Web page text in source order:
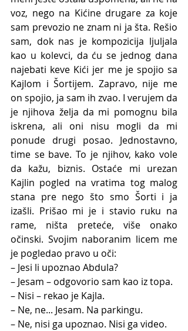
voz, nego na Kićine drugare za koje
sam prevozio ne znam ni ja šta. Rešio
sam, dok nas je kompozicija ljuljala
kao u kolevci, da ću se jednog dana
najebati keve Kići jer me je spojio sa
Kajlom i Šortijem. Zapravo, nije me
on spojio, ja sam ih zvao. I verujem da
je njihova želja da mi pomognu bila
iskrena, ali oni nisu mogli da mi
ponude drugi posao. Jednostavno,
time se bave. To je njihov, kako vole
da kažu, biznis. Ostaće mi urezan
Kajlin pogled na vratima tog malog
stana pre nego što smo Šorti i ja
izašli. Prišao mi je i stavio ruku na
rame, ništa preteće, više onako
očinski. Svojim naboranim licem me
je pogledao pravo u oči:
– Jesi li upoznao Abdula?
– Jesam – odgovorio sam kao iz topa.
– Nisi – rekao je Kajla.
– Ne, ne... Jesam. Na parkingu.
– Ne, nisi ga upoznao. Nisi ga video.